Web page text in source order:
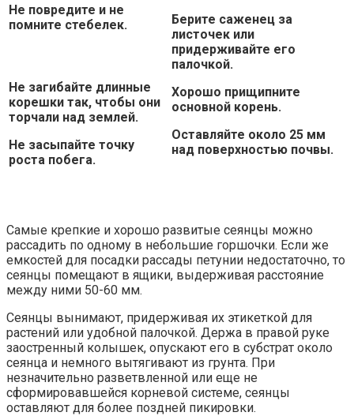
Не повредите и не
помните стебелек.
Не загибайте длинные
корешки так, чтобы они
торчали над землей.
Не засыпайте точку
роста побега.
Берите саженец за
листочек или
придерживайте его
палочкой.
Хорошо прищипните
основной корень.
Оставляйте около 25 мм
над поверхностью почвы.
Самые крепкие и хорошо развитые сеянцы можно
рассадить по одному в небольшие горшочки. Если же
емкостей для посадки рассады петунии недостаточно, то
сеянцы помещают в ящики, выдерживая расстояние
между ними 50-60 мм.
Сеянцы вынимают, придерживая их этикеткой для
растений или удобной палочкой. Держа в правой руке
заостренный колышек, опускают его в субстрат около
сеянца и немного вытягивают из грунта. При
незначительно разветвленной или еще не
сформировавшейся корневой системе, сеянцы
оставляют для более поздней пикировки.